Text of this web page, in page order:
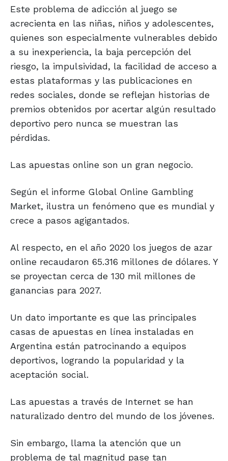
Este problema de adicción al juego se
acrecienta en las niñas, niños y adolescentes,
quienes son especialmente vulnerables debido
a su inexperiencia, la baja percepción del
riesgo, la impulsividad, la facilidad de acceso a
estas plataformas y las publicaciones en
redes sociales, donde se reflejan historias de
premios obtenidos por acertar algún resultado
deportivo pero nunca se muestran las
pérdidas.
Las apuestas online son un gran negocio.
Según el informe Global Online Gambling
Market, ilustra un fenómeno que es mundial y
crece a pasos agigantados.
Al respecto, en el año 2020 los juegos de azar
online recaudaron 65.316 millones de dólares. Y
se proyectan cerca de 130 mil millones de
ganancias para 2027.
Un dato importante es que las principales
casas de apuestas en línea instaladas en
Argentina están patrocinando a equipos
deportivos, logrando la popularidad y la
aceptación social.
Las apuestas a través de Internet se han
naturalizado dentro del mundo de los jóvenes.
Sin embargo, llama la atención que un
problema de tal magnitud pase tan